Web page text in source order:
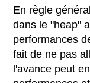
En règle
dans le "heap"
performances
fait de ne pas
l'avance peut